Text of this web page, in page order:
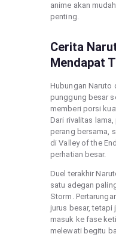
anime akan
penting.
Cerita
Mendapat
Hubungan Naruto
punggung besar
memberi porsi
Dari rivalitas
perang bersama,
di Valley of the
perhatian besar.
Duel terakhir
satu adegan
Storm.
jurus besar, tetapi
masuk ke fase
melewati begitu